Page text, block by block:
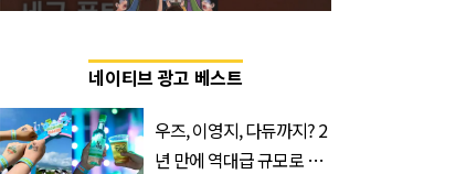
네이티브 광고 베스트
우즈, 이영지, 다듀까지? 2
년 만에 역대급 규모로 돌